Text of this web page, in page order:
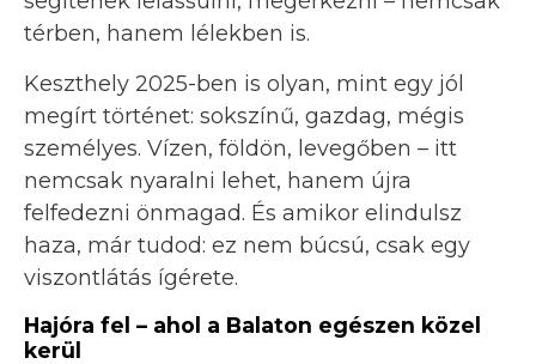
térben, hanem lélekben is.
Keszthely 2025-ben is olyan, mint egy jól
megírt történet: sokszínű, gazdag, mégis
személyes. Vízen, földön, levegőben – itt
nemcsak nyaralni lehet, hanem újra
felfedezni önmagad. És amikor elindulsz
haza, már tudod: ez nem búcsú, csak egy
viszontlátás ígérete.
Hajóra fel – ahol a Balaton egészen közel
kerül